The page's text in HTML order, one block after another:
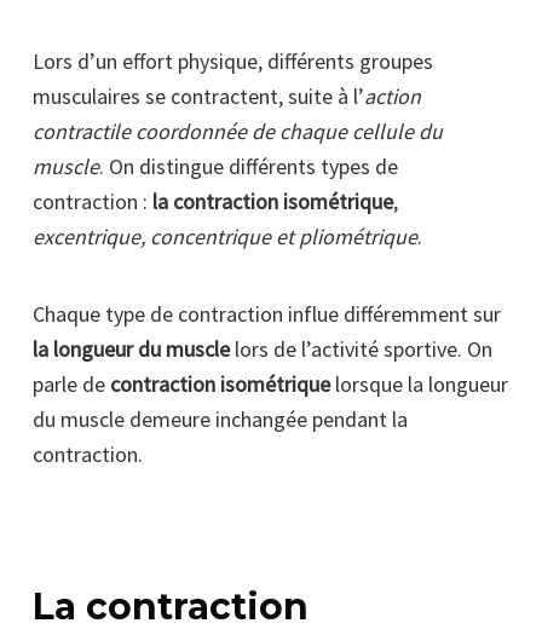
Lors d’un effort physique, différents groupes
musculaires se contractent, suite à l’action
contractile coordonnée de chaque cellule du
muscle. On distingue différents types de
contraction : la contraction isométrique,
excentrique, concentrique et pliométrique.
Chaque type de contraction influe différemment sur
la longueur du musclelors de l’activité sportive. On
parle de contraction isométriquelorsque la longueur
du muscle demeure inchangée pendant la
contraction.
La contraction